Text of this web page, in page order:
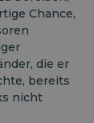
Chance,
die er
bereits
nicht